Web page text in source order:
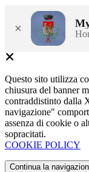
×
Questo sito utilizza
chiusura del banner
contraddistinto dalla
navigazione"
assenza di cookie o
sopracitati.
COOKIE POLICY
Continua la